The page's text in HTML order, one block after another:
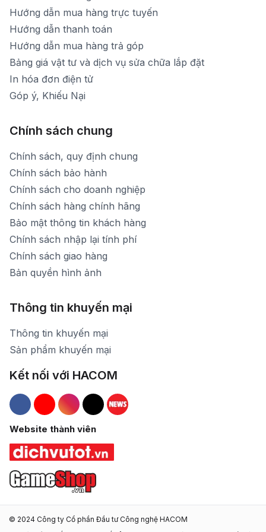
Hướng dẫn mua hàng trực tuyến
Hướng dẫn thanh toán
Hướng dẫn mua hàng trả góp
Bảng giá vật tư và dịch vụ sửa chữa lắp đặt
In hóa đơn điện tử
Góp ý, Khiếu Nại
Chính sách chung
Chính sách, quy định chung
Chính sách bảo hành
Chính sách cho doanh nghiệp
Chính sách hàng chính hãng
Bảo mật thông tin khách hàng
Chính sách nhập lại tính phí
Chính sách giao hàng
Bản quyền hình ảnh
Thông tin khuyến mại
Thông tin khuyến mại
Sản phẩm khuyến mại
Kết nối với HACOM
Hacom Facebook
Hacom YouTube
Hacom Instagram
Hacom TikTok
Website thành viên
© 2024 Công ty Cổ phần Đầu tư Công nghệ HACOM